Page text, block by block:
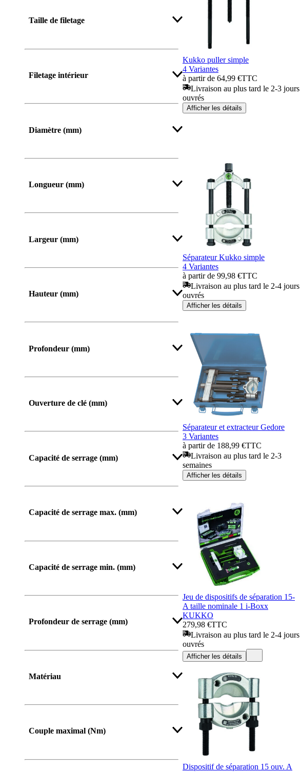
Taille de filetage
Filetage intérieur
Diamètre (mm)
Longueur (mm)
De Jusqu’à
Largeur (mm)
De Jusqu’à
Hauteur (mm)
De Jusqu’à
Profondeur (mm)
Ouverture de clé (mm)
Capacité de serrage (mm)
Capacité de serrage max. (mm)
Capacité de serrage min. (mm)
Profondeur de serrage (mm)
Matériau
Couple maximal (Nm)
Kukko puller simple
4 Variantes
à partir de 64,99 €TTC
Livraison au plus tard le 2-3 jours
ouvrés
Afficher les détails
Séparateur Kukko simple
4 Variantes
à partir de 99,98 €TTC
Livraison au plus tard le 2-4 jours
ouvrés
Afficher les détails
Séparateur et extracteur Gedore
3 Variantes
à partir de 188,99 €TTC
Livraison au plus tard le 2-3
semaines
Afficher les détails
Jeu de dispositifs de séparation 15-
A taille nominale 1 i-Boxx
KUKKO
279,98 €TTC
Livraison au plus tard le 2-4 jours
ouvrés
Afficher les détails
Dispositif de séparation 15 ouv. A